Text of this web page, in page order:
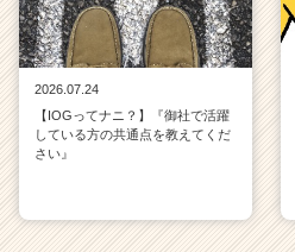
2026.07.24
【IOGってナニ？】『御社で活躍
している方の共通点を教えてくだ
さい』